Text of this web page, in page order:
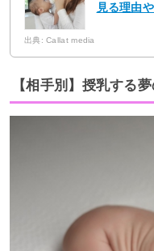
見る理由
出典: Callat media
【相手別】授乳する